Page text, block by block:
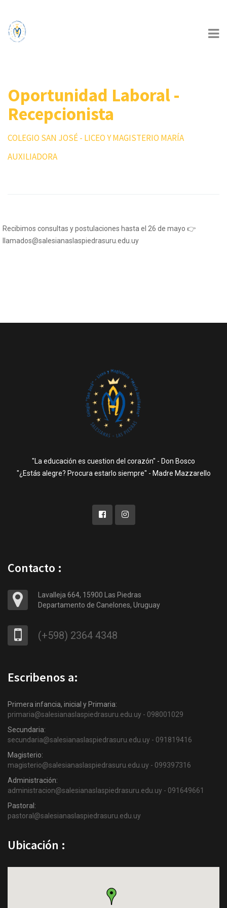
Oportunidad Laboral -
Recepcionista
COLEGIO SAN JOSÉ - LICEO Y MAGISTERIO MARÍA
AUXILIADORA
Recibimos consultas y postulaciones hasta el 26 de mayo 👉
llamados@salesianaslaspiedrasuru.edu.uy
"La educación es cuestion del corazón" - Don Bosco
"¿Estás alegre? Procura estarlo siempre" - Madre Mazzarello
Contacto :
Lavalleja 664, 15900 Las Piedras
Departamento de Canelones, Uruguay
(+598) 2364 4348
Escribenos a:
Primera infancia, inicial y Primaria:
primaria@salesianaslaspiedrasuru.edu.uy - 098001029
Secundaria:
secundaria@salesianaslaspiedrasuru.edu.uy - 091819416
Magisterio:
magisterio@salesianaslaspiedrasuru.edu.uy - 099397316
Administración:
administracion@salesianaslaspiedrasuru.edu.uy - 091649661
Pastoral:
pastoral@salesianaslaspiedrasuru.edu.uy
Ubicación :